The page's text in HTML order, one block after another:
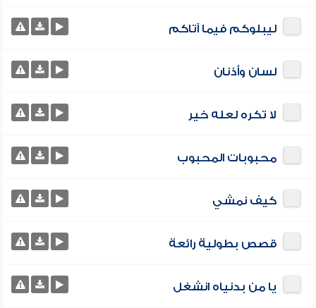
ليبلوكم فيما آتاكم
لسان وأذنان
لا تكره لعله خير
محبوبات المحبوب
كيف نمشي
قصص بطولية رائعة
يا من بدنياه انشغل